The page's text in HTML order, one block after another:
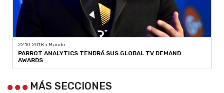
22.10.2018 > Mundo
PARROT ANALYTICS TENDRÁ SUS GLOBAL TV DEMAND
AWARDS
MÁS SECCIONES